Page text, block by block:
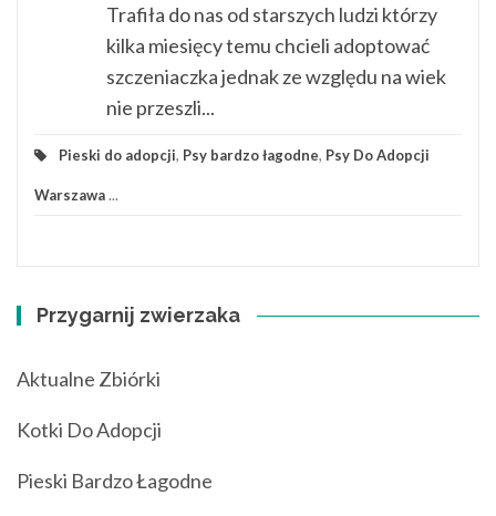
Trafiła do nas od starszych ludzi którzy
kilka miesięcy temu chcieli adoptować
szczeniaczka jednak ze względu na wiek
nie przeszli...
Pieski do adopcji, Psy bardzo łagodne, Psy Do Adopcji
Warszawa...
Przygarnij zwierzaka
Aktualne Zbiórki
Kotki Do Adopcji
Pieski Bardzo Łagodne